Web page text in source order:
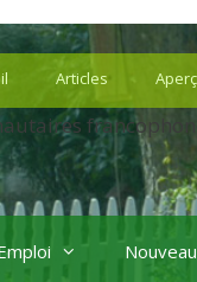
Articles